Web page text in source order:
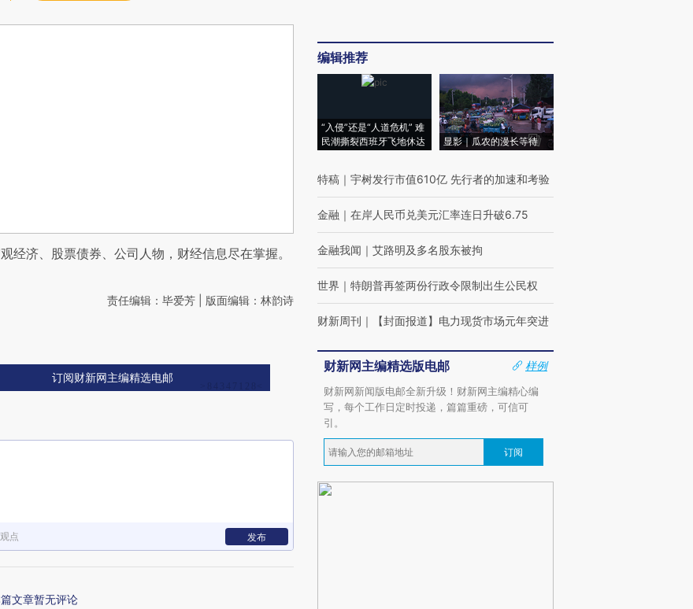
经济、股票债券、公司人物，财经信息尽在掌握。
责任编辑：毕爱芳 | 版面编辑：林韵诗
订阅财新网主编精选电邮
点 发布
文章暂无评论
编辑推荐
“入侵”还是“人道危机” 难
民潮撕裂西班牙飞地休达
显影｜瓜农的漫长等待
特稿 ｜ 宇树发行市值610亿 先行者的加速和考验
金融 ｜ 在岸人民币兑美元汇率连日升破6.75
金融我闻 ｜ 艾路明及多名股东被拘
世界 ｜ 特朗普再签两份行政令限制出生公民权
财新周刊 ｜ 【封面报道】电力现货市场元年突进
财新网主编精选版电邮
样例
财新网新闻版电邮全新升级！财新网主编精心编
写，每个工作日定时投递，篇篇重磅，可信可
引。
订阅